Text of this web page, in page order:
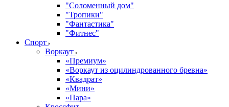
"Соломенный дом"
"Тропики"
"Фантастика"
"Фитнес"
Спорт
Воркаут
«Премиум»
«Воркаут из оцилиндрованного бревна»
«Квадрат»
«Мини»
«Пара»